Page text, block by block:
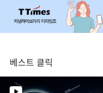
베스트 클릭